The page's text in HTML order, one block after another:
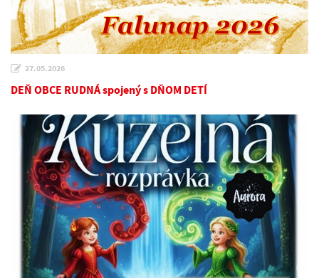
27.05.2026
DEŇ OBCE RUDNÁ spojený s DŇOM DETÍ